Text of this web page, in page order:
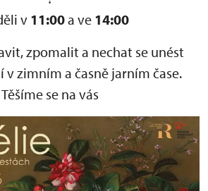
v 11:00a ve 14:00
zpomalit a nechat se unést
v zimním a časně jarním čase.
Těšíme se na vás